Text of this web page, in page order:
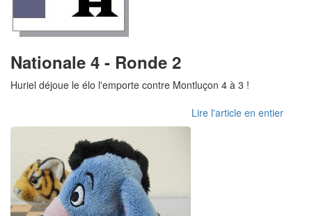
Nationale 4 - Ronde 2
Huriel déjoue le élo l'emporte contre Montluçon 4 à 3 !
Lire l'article en entier